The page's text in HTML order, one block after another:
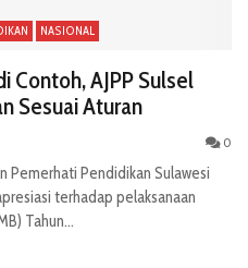
NASIONAL
Contoh, AJPP Sulsel
Sesuai Aturan
0
Pemerhati Pendidikan Sulawesi
terhadap pelaksanaan
Tahun...